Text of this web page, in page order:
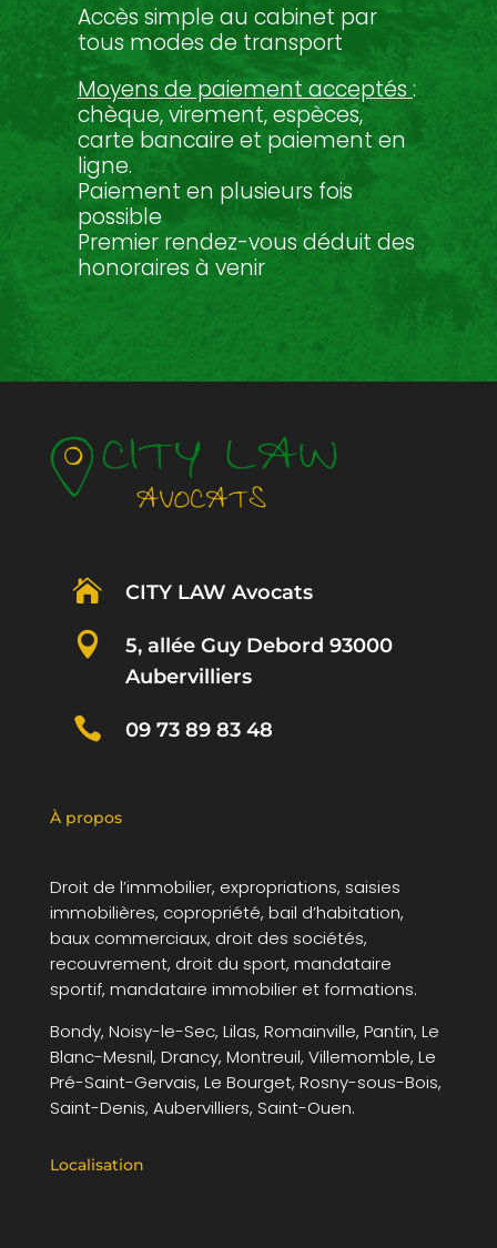
Accès simple au cabinet par
tous modes de transport
Moyens de paiement acceptés :
chèque, virement, espèces,
carte bancaire et paiement en
ligne.
Paiement en plusieurs fois
possible
Premier rendez-vous déduit des
honoraires à venir
 CITY LAW Avocats

5, allée Guy Debord 93000
Aubervilliers
 09 73 89 83 48
À propos
Droit de l’immobilier, expropriations, saisies
immobilières, copropriété, bail d’habitation,
baux commerciaux, droit des sociétés,
recouvrement, droit du sport, mandataire
sportif, mandataire immobilier et formations.
Bondy, Noisy-le-Sec, Lilas, Romainville, Pantin, Le
Blanc-Mesnil, Drancy, Montreuil, Villemomble, Le
Pré-Saint-Gervais, Le Bourget, Rosny-sous-Bois,
Saint-Denis, Aubervilliers, Saint-Ouen.
Localisation